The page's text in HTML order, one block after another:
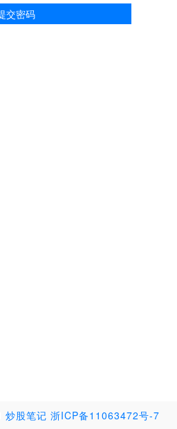
交密码
炒股笔记 浙ICP备11063472号-7